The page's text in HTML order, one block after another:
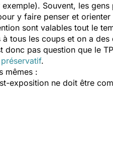
exemple). Souvent, les
y faire penser et orienter
sont valables tout le
tous les coups et on a
pas question que le
préservatif.
mêmes :
exposition ne doit être